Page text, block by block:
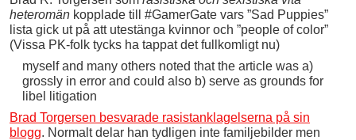
heteromän kopplade till #GamerGate vars ”Sad Puppies”
lista gick ut på att utestänga kvinnor och ”people of color”
(Vissa PK-folk tycks ha tappat det fullkomligt nu)
myself and many others noted that the article was a)
grossly in error and could also b) serve as grounds for
libel litigation
Brad Torgersen besvarade rasistanklagelserna på sin
blogg. Normalt delar han tydligen inte familjebilder men